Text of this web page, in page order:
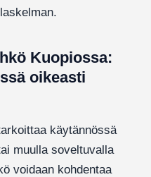
Kuopiossa:
oikeasti
käytännössä
muulla soveltuvalla
voidaan kohdentaa